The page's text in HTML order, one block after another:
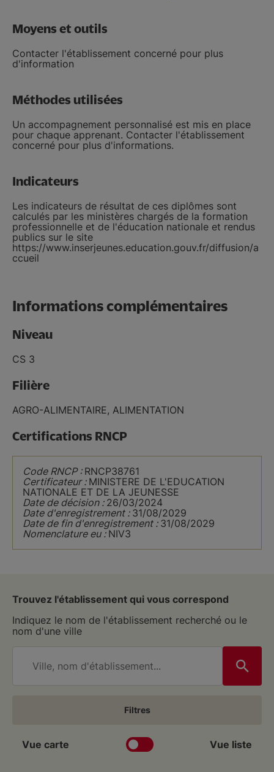
Moyens et outils
Contacter l'établissement concerné pour plus
d'information
Méthodes utilisées
Un accompagnement personnalisé est mis en place
pour chaque apprenant. Contacter l'établissement
concerné pour plus d'informations.
Indicateurs
Les indicateurs de résultat de ces diplômes sont
calculés par les ministères chargés de la formation
professionnelle et de l'éducation nationale et rendus
publics sur le site
https://www.inserjeunes.education.gouv.fr/diffusion/a
ccueil
Informations complémentaires
Niveau
CS 3
Filière
AGRO-ALIMENTAIRE, ALIMENTATION
Certifications RNCP
Code RNCP :RNCP38761
Certificateur : MINISTERE DE L'EDUCATION
NATIONALE ET DE LA JEUNESSE
Date de décision : 26/03/2024
Date d'enregistrement : 31/08/2029
Date de fin d'enregistrement : 31/08/2029
Nomenclature eu : NIV3
Trouvez l'établissement qui vous correspond
Indiquez le nom de l'établissement recherché ou le
nom d'une ville
Filtres
Vue carte Vue liste